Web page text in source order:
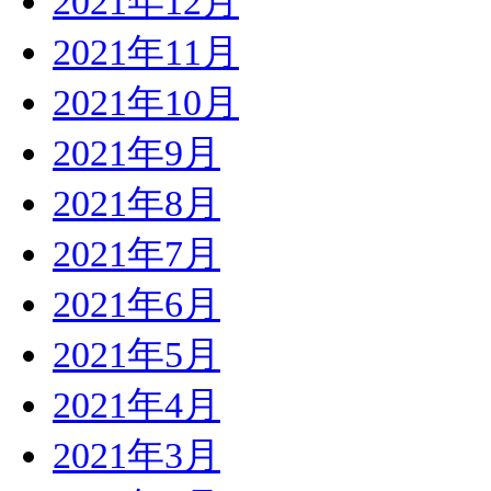
2021年11月
2021年10月
2021年9月
2021年8月
2021年7月
2021年6月
2021年5月
2021年4月
2021年3月